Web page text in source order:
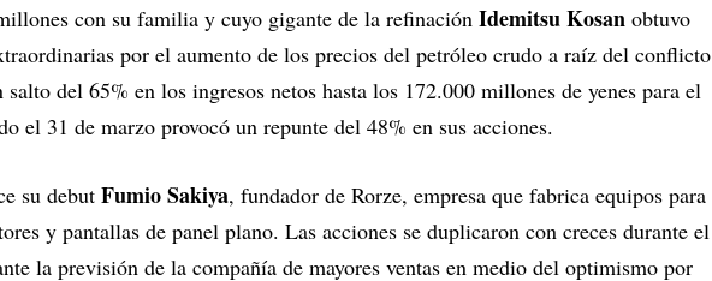
con su familia y cuyo gigante de la refinación Idemitsu Kosan obtuvo
por el aumento de los precios del petróleo crudo a raíz del conflicto
del 65% en los ingresos netos hasta los 172.000 millones de yenes para el
el 31 de marzo provocó un repunte del 48% en sus acciones.
su debut Fumio Sakiya, fundador de Rorze, empresa que fabrica equipos para
y pantallas de panel plano. Las acciones se duplicaron con creces durante el
la previsión de la compañía de mayores ventas en medio del optimismo por